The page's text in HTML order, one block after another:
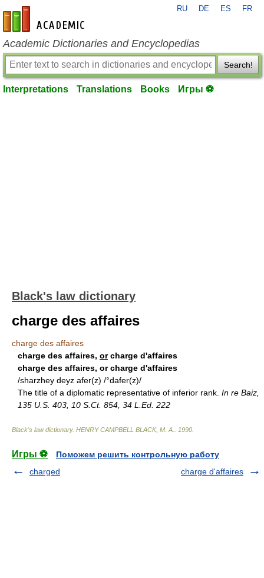
en-academic.com
RU DE ES FR
Academic Dictionaries and Encyclopedias
Search!
Interpretations Translations Books Игры ⚽
Black's law dictionary
charge des affaires
charge des affaires
charge des affaires, orcharge d'affaires
charge des affaires, or charge d'affaires
/sharzhey deyz afer(z) /°dafer(z)/
The title of a diplomatic representative of inferior rank. In re Baiz,
135 U.S. 403, 10 S.Ct. 854, 34 L.Ed. 222
Black's law dictionary. HENRY CAMPBELL BLACK, M. A. 1990
Игры ⚽
Поможем решить контрольную работу
charged
charge d'affaires